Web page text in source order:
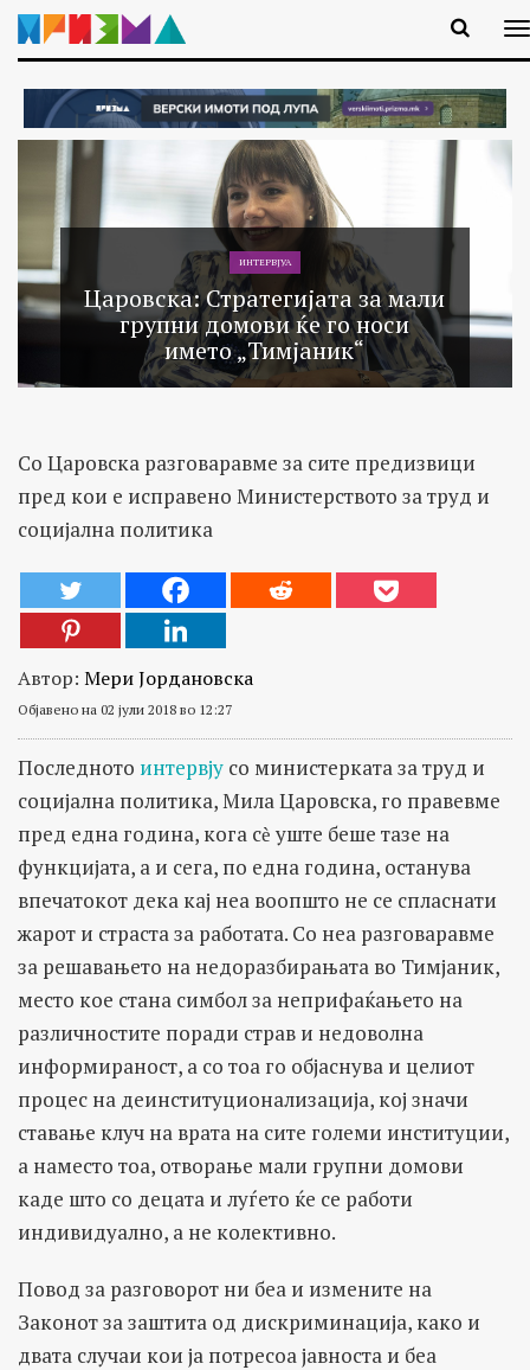
ИНТЕРВЈУА
Царовска: Стратегијата за мали
групни домови ќе го носи
името „Тимјаник“
Со Царовска разговаравме за сите предизвици
пред кои е исправено Министерството за труд и
социјална политика
Автор: Мери Јордановска
Објавено на 02 јули 2018 во 12:27
Последното интервју со министерката за труд и
социјална политика, Мила Царовска, го правевме
пред една година, кога сѐ уште беше тазе на
функцијата, а и сега, по една година, останува
впечатокот дека кај неа воопшто не се спласнати
жарот и страста за работата. Со неа разговаравме
за решавањето на недоразбирањата во Тимјаник,
место кое стана симбол за неприфаќањето на
различностите поради страв и недоволна
информираност, а со тоа го објаснува и целиот
процес на деинституционализација, кој значи
ставање клуч на врата на сите големи институции,
а наместо тоа, отворање мали групни домови
каде што со децата и луѓето ќе се работи
индивидуално, а не колективно.
Повод за разговорот ни беа и измените на
Законот за заштита од дискриминација, како и
двата случаи кои ја потресоа јавноста и беа